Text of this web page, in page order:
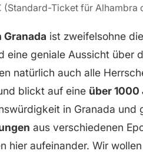
(Standard-Ticket für
Granada ist zweifelsohne
eine geniale Aussicht über
natürlich auch alle
blickt auf eine über 1000
in Granada und
aus verschiedenen
hier aufeinander. Wir